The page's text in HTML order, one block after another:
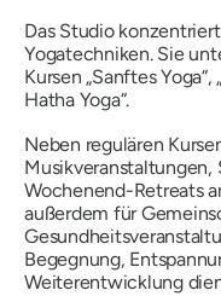
Das Studio
Yogatechniken. Sie
Kursen „Sanftes
Hatha Yoga“.
Neben regulären
Musikveranstaltungen,
Wochenend-Retreats
außerdem für
Begegnung,
Weiterentwicklung